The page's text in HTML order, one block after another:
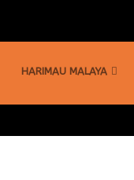
HARIMAU MALAYA